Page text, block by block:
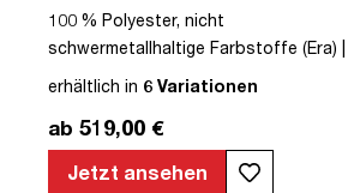
100 % Polyester, nicht
schwermetallhaltige Farbstoffe (Era) |
Schwarz | Drehstuhl | Polsterrücken |
Höhenverstellbar | Verstellbare
Armlehnen | Verstellbare Rückenlehne |
Belastbar bis 120kg | Textil | Schwarz |
erhältlich in 6 Variationen
ab 519,00 €
Jetzt ansehen